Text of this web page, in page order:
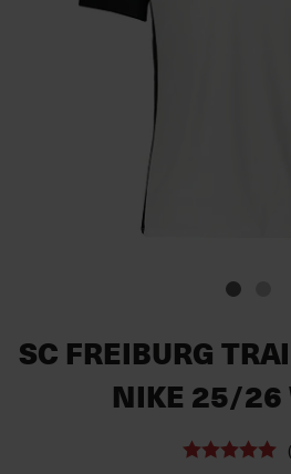
SC FREIBURG
NIKE 25/26